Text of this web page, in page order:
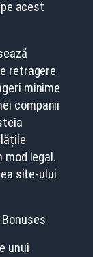
acest
retragere
minime
companii
legal.
site-ului
unui